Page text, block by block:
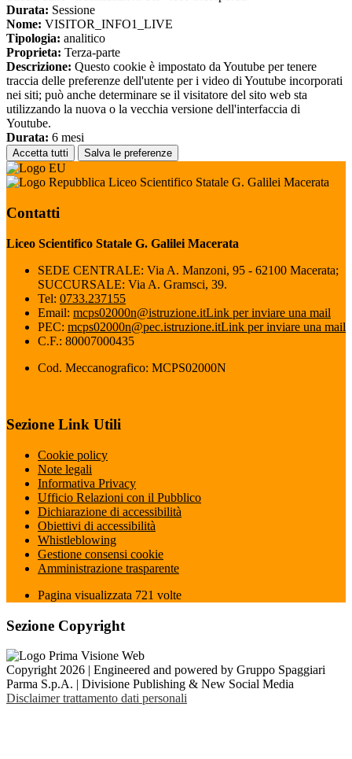
Durata: Sessione
Nome: VISITOR_INFO1_LIVE
Tipologia: analitico
Proprieta: Terza-parte
Descrizione: Questo cookie è impostato da Youtube per tenere
traccia delle preferenze dell'utente per i video di Youtube incorporati
nei siti; può anche determinare se il visitatore del sito web sta
utilizzando la nuova o la vecchia versione dell'interfaccia di
Youtube.
Durata: 6 mesi
Accetta tutti Salva le preferenze
Liceo Scientifico Statale G. Galilei Macerata
Contatti
Liceo Scientifico Statale G. Galilei Macerata
SEDE CENTRALE: Via A. Manzoni, 95 - 62100 Macerata;
SUCCURSALE: Via A. Gramsci, 39.
Tel: 0733.237155
Email: mcps02000n@istruzione.itLink per inviare una mail
PEC: mcps02000n@pec.istruzione.itLink per inviare una mail
C.F.: 80007000435
Cod. Meccanografico: MCPS02000N
Sezione Link Utili
Cookie policy
Note legali
Informativa Privacy
Ufficio Relazioni con il Pubblico
Dichiarazione di accessibilità
Obiettivi di accessibilità
Whistleblowing
Gestione consensi cookie
Amministrazione trasparente
Pagina visualizzata 721 volte
Sezione Copyright
Copyright 2026 | Engineered and powered by Gruppo Spaggiari
Parma S.p.A. | Divisione Publishing & New Social Media
Disclaimer trattamento dati personali